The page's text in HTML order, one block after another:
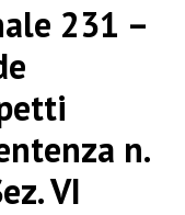
231 –
n.
VI